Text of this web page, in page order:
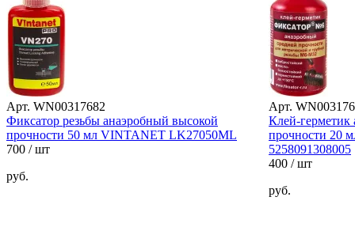
Арт. WN00317682
Фиксатор резьбы анаэробный высокой
прочности 50 мл VINTANET LK27050ML
700 / шт
руб.
Арт.
Клей-герметик
прочности 20
5258091308005
400 / шт
руб.